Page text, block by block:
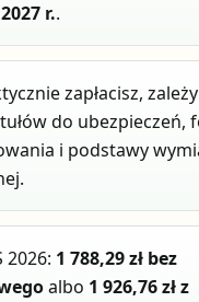
r..
zapłacisz,
do ubezpieczeń,
i podstawy
2026: 1 788,29 zł bez
albo 1 926,76 zł z